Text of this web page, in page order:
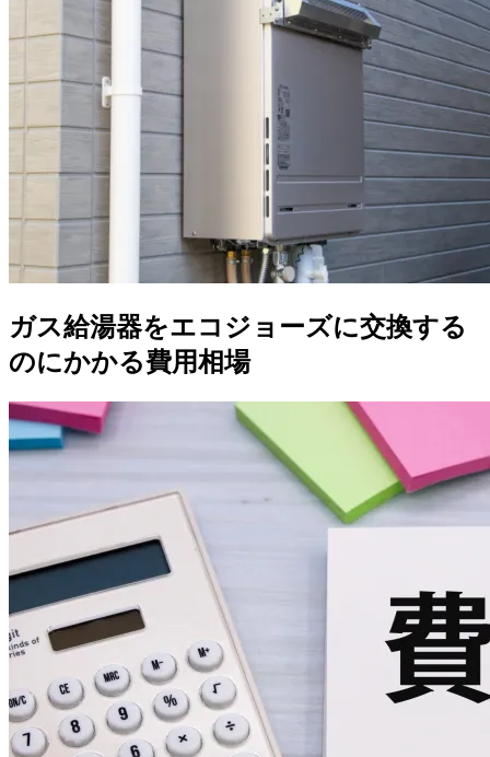
ガス給湯器をエコジョーズに交換する
のにかかる費用相場